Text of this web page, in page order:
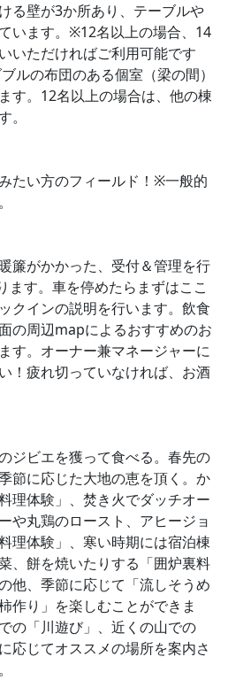
る壁が3か所あり、テーブルや
います。※12名以上の場合、14
いただければご利用可能です
ルの布団のある個室（梁の間）
す。12名以上の場合は、他の棟
。
たい方のフィールド！※一般的
簾がかかった、受付＆管理を行
ます。車を停めたらまずはここ
クインの説明を行います。飲食
の周辺mapによるおすすめのお
す。オーナー兼マネージャーに
！疲れ切っていなければ、お酒
ジビエを獲って食べる。春先の
節に応じた大地の恵を頂く。か
理体験」、焚き火でダッチオー
や丸鶏のロースト、アヒージョ
理体験」、寒い時期には宿泊棟
、餅を焼いたりする「囲炉裏料
他、季節に応じて「流しそうめ
作り」を楽しむことができま
の「川遊び」、近くの山での
応じてオススメの場所を案内さ